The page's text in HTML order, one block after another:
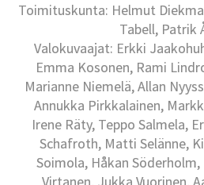
Toimituskunta: Helmut
Tabell, Patrik
Valokuvaajat: Erkki
Emma Kosonen, Rami
Marianne Niemelä, Allan
Annukka Pirkkalainen,
Irene Räty, Teppo Salmela,
Schafroth, Matti Selänne,
Soimola, Håkan